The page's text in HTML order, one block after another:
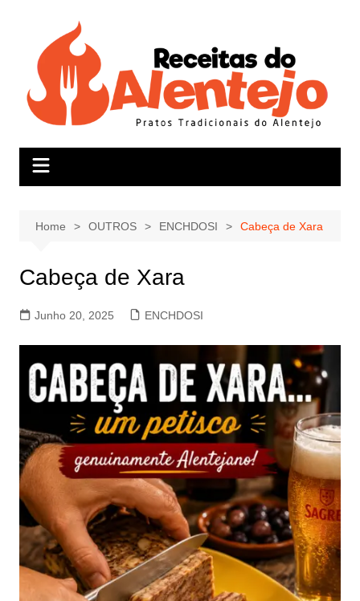
Home OUTROS ENCHDOSI Cabeça de Xara
Cabeça de Xara
Junho 20, 2025 ENCHDOSI